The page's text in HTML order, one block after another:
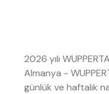
2026 yılı
Almanya -
günlük ve haftalık